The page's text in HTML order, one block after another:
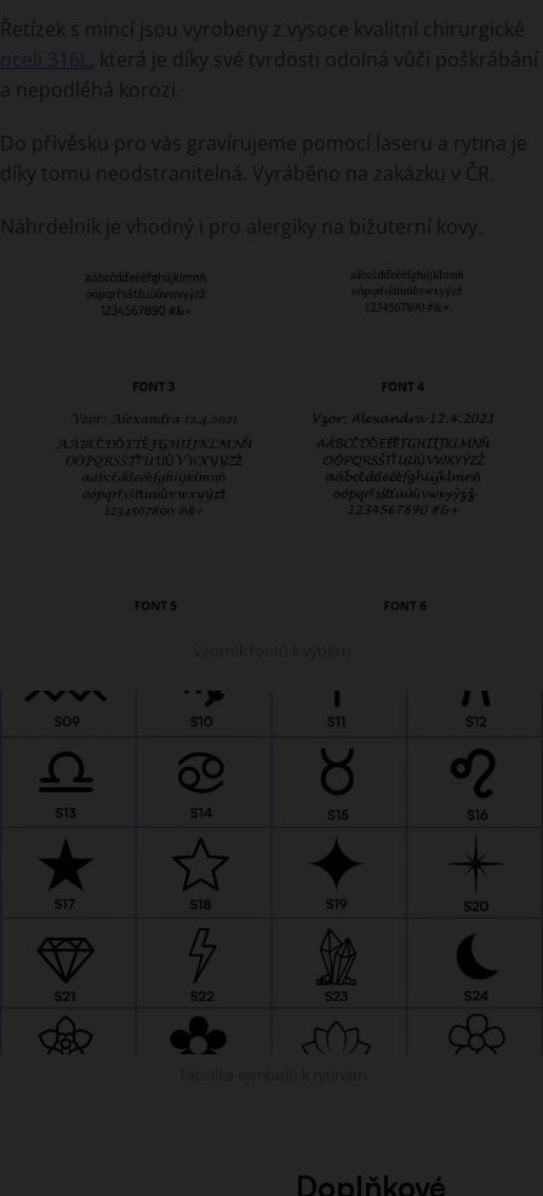
Řetízek s mincí jsou vyrobeny z vysoce kvalitní chirurgické
, která je díky své tvrdosti odolná vůči poškrábání
a nepodléhá korozi.
Do přívěsku pro vás gravírujeme pomocí laseru a rytina je
díky tomu neodstranitelná. Vyráběno na zakázku v ČR.
Náhrdelník je vhodný i pro alergiky na bižuterní kovy.
Doplňkové